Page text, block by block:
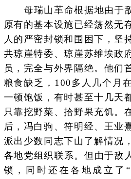
母瑞山革命根据地由于敌
原有的基本设施已经荡然无
人的严密封锁和围困下，坚
共琼崖特委、琼崖苏维埃政
员，完全与外界隔绝。他们
粮食缺乏，100多人几个月
一顿饱饭，有时甚至十几天
只靠挖野菜、拾野果充饥。
后，冯白驹、符明经、王业
派出少数同志下山了解情况
各地党组织联系。但由于敌
锁，同时还在各地成立了